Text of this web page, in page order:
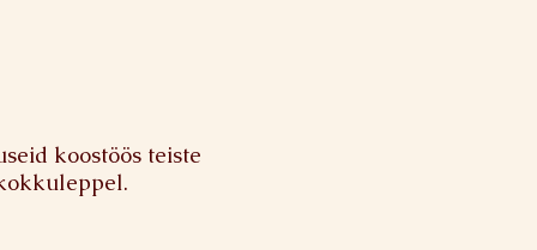
koostöös teiste